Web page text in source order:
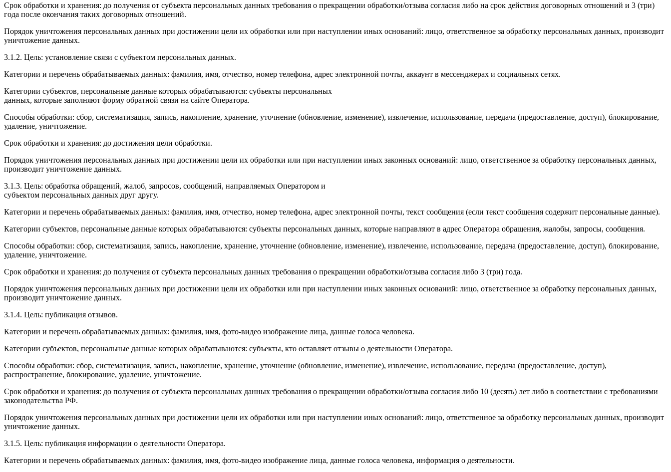
Срок обработки и хранения: до получения от субъекта персональных данных требования о прекращении обработки/отзыва согласия либо на срок действия договорных отношений и 3 (три)
года после окончания таких договорных отношений.
Порядок уничтожения персональных данных при достижении цели их обработки или при наступлении иных оснований: лицо, ответственное за обработку персональных данных, производит
уничтожение данных.
3.1.2. Цель: установление связи с субъектом персональных данных.
Категории и перечень обрабатываемых данных: фамилия, имя, отчество, номер телефона, адрес электронной почты, аккаунт в мессенджерах и социальных сетях.
Категории субъектов, персональные данные которых обрабатываются: субъекты персональных
данных, которые заполняют форму обратной связи на сайте Оператора.
Способы обработки: сбор, систематизация, запись, накопление, хранение, уточнение (обновление, изменение), извлечение, использование, передача (предоставление, доступ), блокирование,
удаление, уничтожение.
Срок обработки и хранения: до достижения цели обработки.
Порядок уничтожения персональных данных при достижении цели их обработки или при наступлении иных законных оснований: лицо, ответственное за обработку персональных данных,
производит уничтожение данных.
3.1.3. Цель: обработка обращений, жалоб, запросов, сообщений, направляемых Оператором и
субъектом персональных данных друг другу.
Категории и перечень обрабатываемых данных: фамилия, имя, отчество, номер телефона, адрес электронной почты, текст сообщения (если текст сообщения содержит персональные данные).
Категории субъектов, персональные данные которых обрабатываются: субъекты персональных данных, которые направляют в адрес Оператора обращения, жалобы, запросы, сообщения.
Способы обработки: сбор, систематизация, запись, накопление, хранение, уточнение (обновление, изменение), извлечение, использование, передача (предоставление, доступ), блокирование,
удаление, уничтожение.
Срок обработки и хранения: до получения от субъекта персональных данных требования о прекращении обработки/отзыва согласия либо 3 (три) года.
Порядок уничтожения персональных данных при достижении цели их обработки или при наступлении иных законных оснований: лицо, ответственное за обработку персональных данных,
производит уничтожение данных.
3.1.4. Цель: публикация отзывов.
Категории и перечень обрабатываемых данных: фамилия, имя, фото-видео изображение лица, данные голоса человека.
Категории субъектов, персональные данные которых обрабатываются: субъекты, кто оставляет отзывы о деятельности Оператора.
Способы обработки: сбор, систематизация, запись, накопление, хранение, уточнение (обновление, изменение), извлечение, использование, передача (предоставление, доступ),
распространение, блокирование, удаление, уничтожение.
Срок обработки и хранения: до получения от субъекта персональных данных требования о прекращении обработки/отзыва согласия либо 10 (десять) лет либо в соответствии с требованиями
законодательства РФ.
Порядок уничтожения персональных данных при достижении цели их обработки или при наступлении иных оснований: лицо, ответственное за обработку персональных данных, производит
уничтожение данных.
3.1.5. Цель: публикация информации о деятельности Оператора.
Категории и перечень обрабатываемых данных: фамилия, имя, фото-видео изображение лица, данные голоса человека, информация о деятельности.